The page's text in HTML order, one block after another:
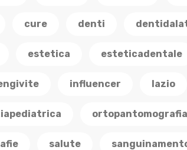
cure denti
estetica esteticadentale
influencer lazio
ortopantomografia
salute